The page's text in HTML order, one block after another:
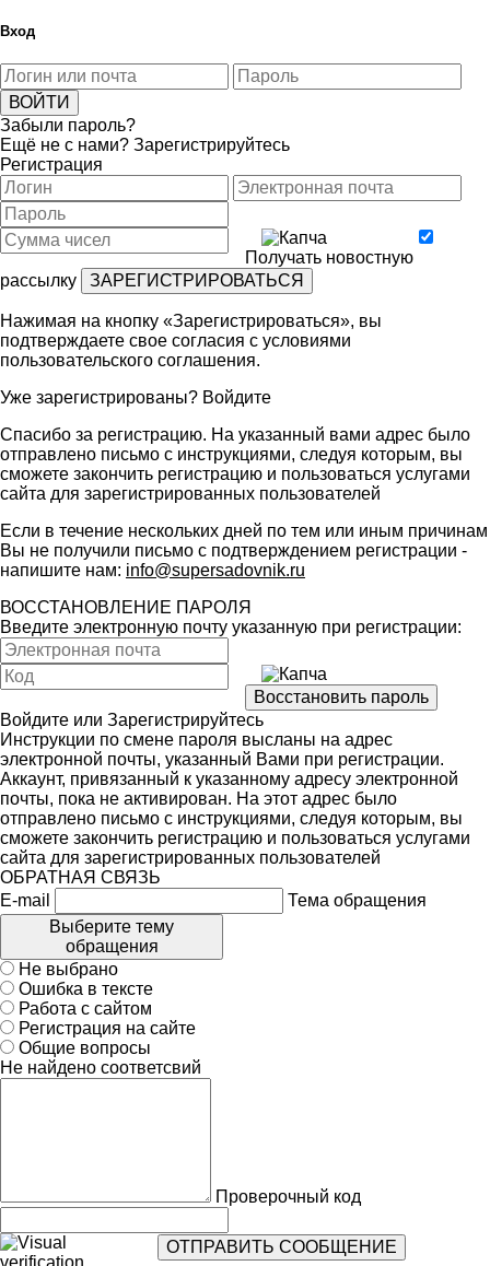
Вход
Забыли пароль?
Ещё не с нами? Зарегистрируйтесь
Регистрация
Получать новостную
рассылку
Нажимая на кнопку «Зарегистрироваться», вы
подтверждаете свое согласия с условиями
пользовательского соглашения.
Уже зарегистрированы? Войдите
Спасибо за регистрацию. На указанный вами адрес было
отправлено письмо с инструкциями, следуя которым, вы
сможете закончить регистрацию и пользоваться услугами
сайта для зарегистрированных пользователей
Если в течение нескольких дней по тем или иным причинам
Вы не получили письмо с подтверждением регистрации -
напишите нам: info@supersadovnik.ru
ВОССТАНОВЛЕНИЕ ПАРОЛЯ
Введите электронную почту указанную при регистрации:
Войдите или Зарегистрируйтесь
Инструкции по смене пароля высланы на адрес
электронной почты, указанный Вами при регистрации.
Аккаунт, привязанный к указанному адресу электронной
почты, пока не активирован. На этот адрес было
отправлено письмо с инструкциями, следуя которым, вы
сможете закончить регистрацию и пользоваться услугами
сайта для зарегистрированных пользователей
ОБРАТНАЯ СВЯЗЬ
E-mail
Тема обращения
Выберите тему
обращения
Не выбрано
Ошибка в тексте
Работа с сайтом
Регистрация на сайте
Общие вопросы
Не найдено соответсвий
Проверочный код